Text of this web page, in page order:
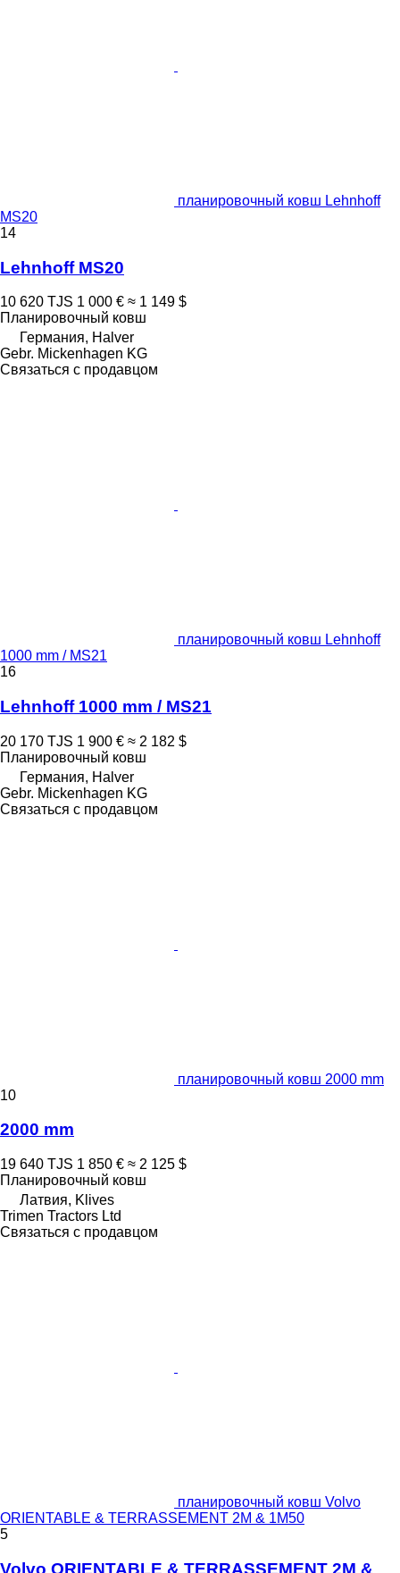
планировочный ковш Lehnhoff
MS20
14
Lehnhoff MS20
10 620 TJS 1 000 € ≈ 1 149 $
Планировочный ковш
Германия, Halver
Gebr. Mickenhagen KG
Связаться с продавцом
планировочный ковш Lehnhoff
1000 mm / MS21
16
Lehnhoff 1000 mm / MS21
20 170 TJS 1 900 € ≈ 2 182 $
Планировочный ковш
Германия, Halver
Gebr. Mickenhagen KG
Связаться с продавцом
планировочный ковш 2000 mm
10
2000 mm
19 640 TJS 1 850 € ≈ 2 125 $
Планировочный ковш
Латвия, Klives
Trimen Tractors Ltd
Связаться с продавцом
планировочный ковш Volvo
ORIENTABLE & TERRASSEMENT 2M & 1M50
5
Volvo ORIENTABLE & TERRASSEMENT 2M &